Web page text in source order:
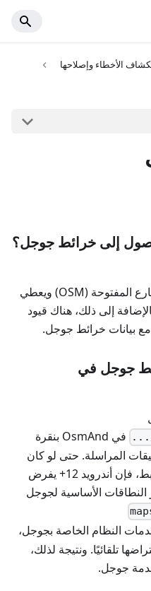
الأخطاء وإصلاحها
صُمم OsmAnd لدعم خريطة الشارع المفتوحة (OSM) ويعطي
إلى ذلك، هناك قيود
جوجل في
في OsmAnd بنقرة
المراسلة. حتى لو كان
بإمكان OsmAnd تحليل هذه الروابط، فإن أندرويد 12+ يفرض
النطاقات الأساسية لجوجل
النظام الخاصة بجوجل،
تلقائيًا. ونتيجة لذلك،
جوجل.